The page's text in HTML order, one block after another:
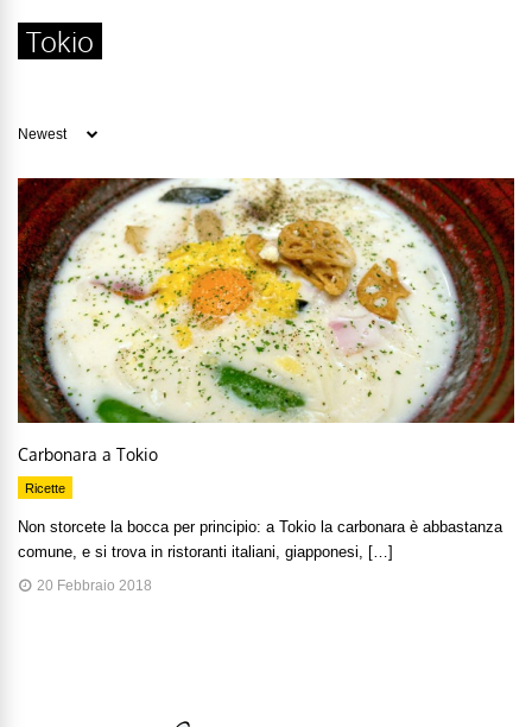
Tokio
Carbonara a Tokio
Ricette
Non storcete la bocca per principio: a Tokio la carbonara è abbastanza
comune, e si trova in ristoranti italiani, giapponesi, […]
20 Febbraio 2018